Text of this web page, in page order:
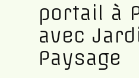
portail à
avec
Paysage